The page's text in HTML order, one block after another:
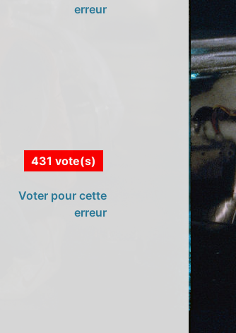
erreur
431 vote(s)
Voter pour cette
erreur